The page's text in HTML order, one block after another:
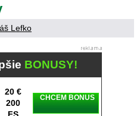
Lefko
BONUSY!
20 €
200
CHCEM BONUS